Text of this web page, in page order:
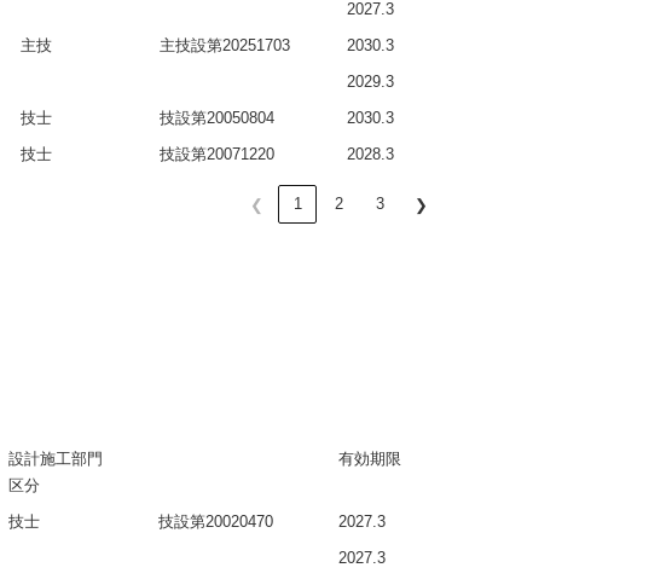
2027.3
主技 主技設第20251703 2030.3
2029.3
技士 技設第20050804 2030.3
技士 技設第20071220 2028.3
❮ 1 2 3 ❯
設計施工部門
区分
有効期限
技士 技設第20020470 2027.3
2027.3